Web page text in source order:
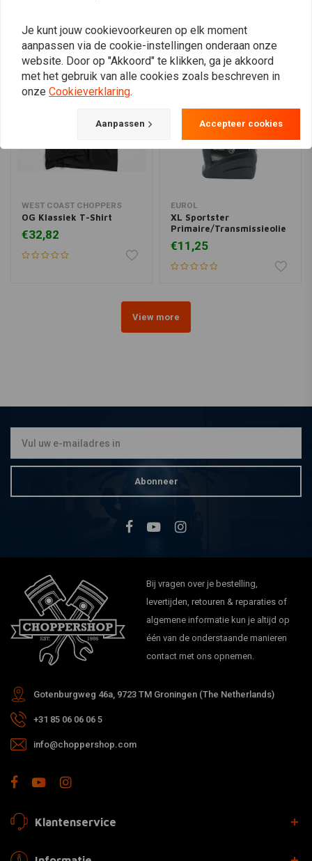
Vergelijkbare producten
WEST COAST CHOPPERS
OG Klassiek T-Shirt
€32,82
EUROL
XL Sportster
Primaire/Transmissieolie
€11,25
View more
Abonneer
Bij vragen over je bestelling,
levertijden, retouren & reparaties of
algemene informatie kun je altijd op
één van de onderstaande manieren
contact met ons opnemen.
Gotenburgweg 46a, 9723 TM Groningen (The Netherlands)
+31 85 06 06 06 5
info@choppershop.com
Klantenservice
Je kunt jouw cookievoorkeuren op elk moment
aanpassen via de cookie-instellingen onderaan onze
website. Door op "Akkoord" te klikken, ga je akkoord
met het gebruik van alle cookies zoals beschreven in
onze Cookieverklaring.
Aanpassen Accepteer cookies